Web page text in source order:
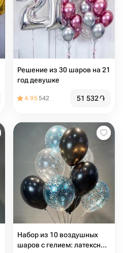
Решение из 30 шаров на 21
год девушке
4.95542 51 532֏
Набор из 10 воздушных
шаров с гелием: латексные